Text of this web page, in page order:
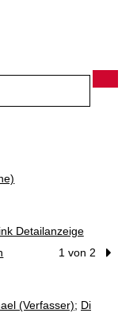
Detailanzeige
1 von 2
Verfasser
(Verfasser); Di